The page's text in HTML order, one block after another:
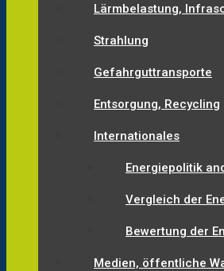
Lärmbelastung,
Strahlung
Gefahrguttransporte
Entsorgung, Recycling
Internationales
Energiepolitik
Vergleich der
Bewertung der
Medien, öffentliche